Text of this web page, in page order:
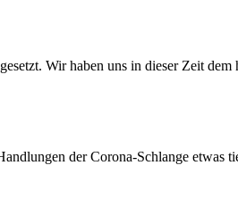
Wir haben uns in dieser Zeit
der Corona-Schlange etwas